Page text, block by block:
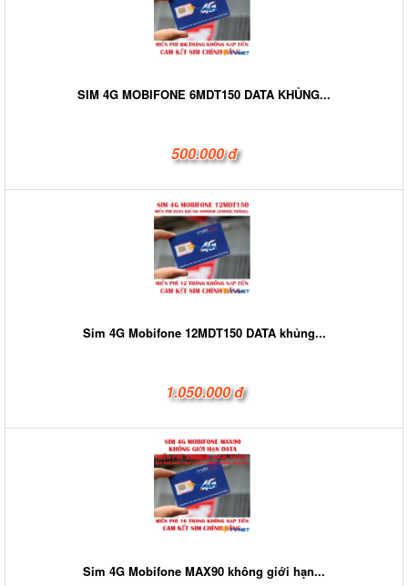
SIM 4G MOBIFONE 6MDT150 DATA KHỦNG...
500.000 đ
Sim 4G Mobifone 12MDT150 DATA khủng...
1.050.000 đ
Sim 4G Mobifone MAX90 không giới hạn...